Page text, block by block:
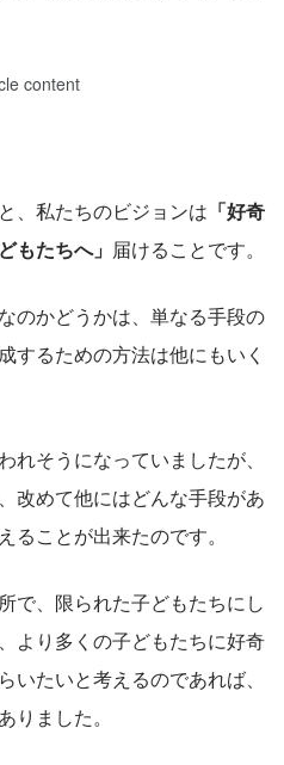
、私たちのビジョンは 「好奇
もたちへ」 届けることです。
のかどうかは、単なる手段の
するための方法は他にもいく
れそうになっていましたが、
改めて他にはどんな手段があ
ることが出来たのです。
で、限られた子どもたちにし
より多くの子どもたちに好奇
たいと考えるのであれば、
りました。